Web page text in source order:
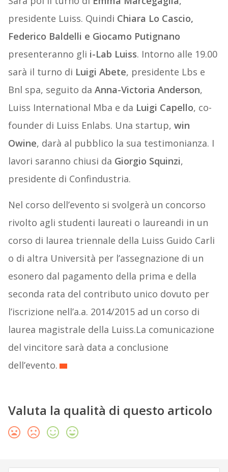
presidente Luiss. Quindi Chiara Lo Cascio,
Federico Baldelli e Giocamo Putignano
presenteranno gli i-Lab Luiss. Intorno alle 19.00
sarà il turno di Luigi Abete, presidente Lbs e
Bnl spa, seguito da Anna-Victoria Anderson,
Luiss International Mba e da Luigi Capello, co-
founder di Luiss Enlabs. Una startup, win
Owine, darà al pubblico la sua testimonianza. I
lavori saranno chiusi da Giorgio Squinzi,
presidente di Confindustria.
Nel corso dell’evento si svolgerà un concorso
rivolto agli studenti laureati o laureandi in un
corso di laurea triennale della Luiss Guido Carli
o di altra Università per l’assegnazione di un
esonero dal pagamento della prima e della
seconda rata del contributo unico dovuto per
l’iscrizione nell’a.a. 2014/2015 ad un corso di
laurea magistrale della Luiss.La comunicazione
del vincitore sarà data a conclusione
dell’evento.
Valuta la qualità di questo articolo